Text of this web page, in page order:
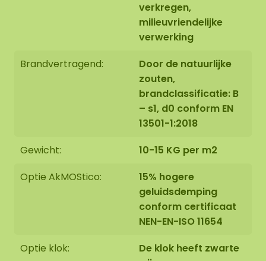
De afmetingen zijn gemeten vanaf het breedste
Op de afbeelding is het patroon zichtbaar
van een mosdotset in de afmeting 100-100-100 cm
(set 4). Aangezien het een natuurproduct is, is
ieder mosschilderij uniek. Hierdoor kan de opmaak
van het aangeschafte mosschilderij afwijken van
de geselecteerde foto. Mocht u een andere maat
wensen? Neem contact met ons op via
verkregen,
milieuvriendelijke
verwerking
Brandvertragend:
Door de natuurlijke
zouten,
brandclassificatie: B
– s1, d0 conform EN
13501-1:2018
Gewicht:
10-15 KG per m2
Optie AkMOStico:
15% hogere
geluidsdemping
conform certificaat
NEN-EN-ISO 11654
Optie klok:
De klok heeft zwarte